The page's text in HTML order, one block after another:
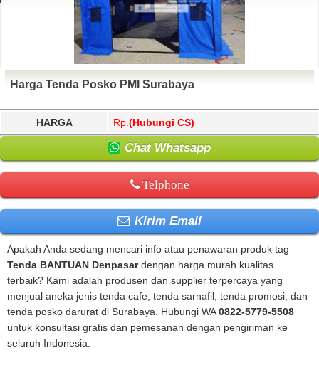
Harga Tenda Posko PMI Surabaya
HARGA Rp. (Hubungi CS)
Chat Whatsapp
Telphone
Kirim Email
Apakah Anda sedang mencari info atau penawaran produk tag
Tenda BANTUAN Denpasardengan harga murah kualitas
terbaik? Kami adalah produsen dan supplier terpercaya yang
menjual aneka jenis tenda cafe, tenda sarnafil, tenda promosi, dan
tenda posko darurat di Surabaya. Hubungi WA0822-5779-5508
untuk konsultasi gratis dan pemesanan dengan pengiriman ke
seluruh Indonesia.